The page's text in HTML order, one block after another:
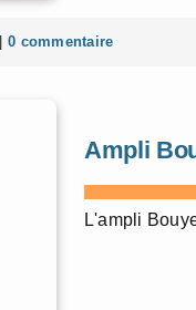
0 commentaire
Ampli
L'ampli